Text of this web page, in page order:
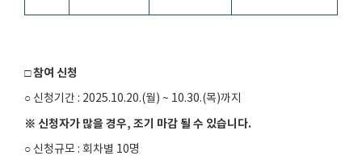
□ 참여 신청
○ 신청기간 : 2025.10.20.(월) ~ 10.30.(목)까지
※ 신청자가 많을 경우, 조기 마감 될 수 있습니다.
○ 신청규모: 회차별 10명